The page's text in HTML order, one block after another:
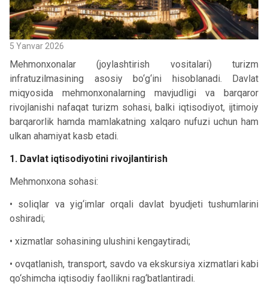
5 Yanvar 2026
Mehmonxonalar (joylashtirish vositalari) turizm
infratuzilmasining asosiy bo‘g‘ini hisoblanadi. Davlat
miqyosida mehmonxonalarning mavjudligi va barqaror
rivojlanishi nafaqat turizm sohasi, balki iqtisodiyot, ijtimoiy
barqarorlik hamda mamlakatning xalqaro nufuzi uchun ham
ulkan ahamiyat kasb etadi.
1. Davlat iqtisodiyotini rivojlantirish
Mehmonxona sohasi:
• soliqlar va yig‘imlar orqali davlat byudjeti tushumlarini
oshiradi;
• xizmatlar sohasining ulushini kengaytiradi;
• ovqatlanish, transport, savdo va ekskursiya xizmatlari kabi
qo‘shimcha iqtisodiy faollikni rag‘batlantiradi.